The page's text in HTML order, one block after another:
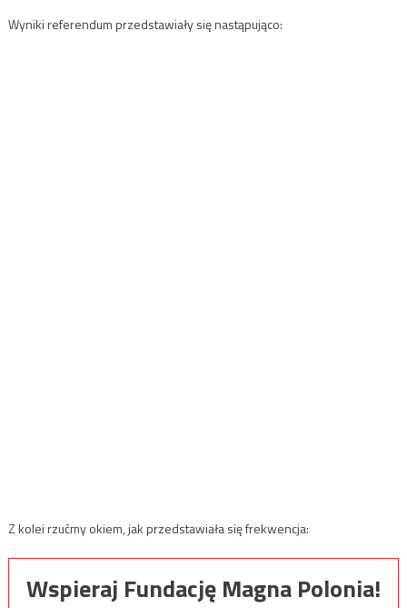
Wyniki referendum przedstawiały się nastąpująco:
Z kolei rzućmy okiem, jak przedstawiała się frekwencja:
Wspieraj Fundację Magna Polonia!